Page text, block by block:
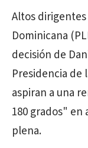
Altos
Dominicana
decisión de
Presidencia de
aspiran a una
180 grados" en
plena.